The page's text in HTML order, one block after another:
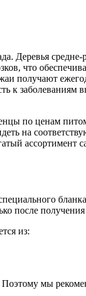
Деревья
что
получают
к
по ценам
на
ассортимент
после
из:
мы